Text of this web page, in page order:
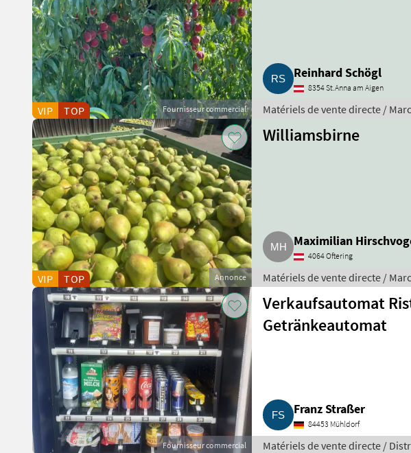
Fournisseur commercial
VIP TOP
Reinhard Schögl
8354 St.Anna am Aigen
Matériels de vente directe /
Annonce
VIP TOP
Williamsbirne
Maximilian
4064 Oftering
Matériels de vente directe /
Fournisseur commercial
Verkaufsautomat
Getränkeautomat
Franz Straßer
84453 Mühldorf
Matériels de vente directe /